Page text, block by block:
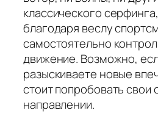
классического
благодаря веслу
самостоятельно
движение. Возможно,
разыскиваете новые
стоит попробовать свои
направлении.